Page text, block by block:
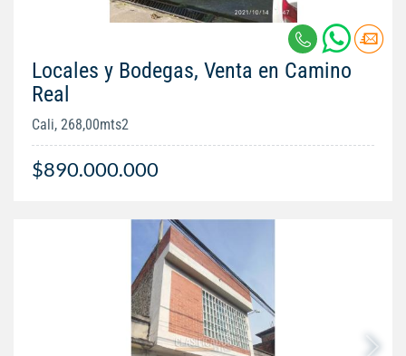
Locales y Bodegas, Venta en Camino
Real
Cali, 268,00mts2
$890.000.000